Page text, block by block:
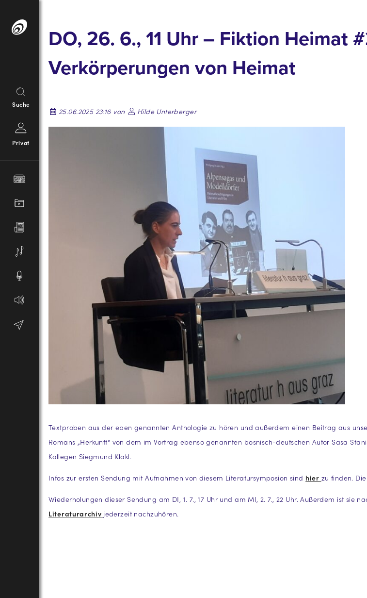
Inhalt
Suche
Privat
DO, 26. 6., 11 Uhr – Fiktion Heimat
Verkörperungen von Heimat
25.06.2025 23:16 von
Hilde Unterberger
Textproben aus der eben genannten Anthologie zu hören und außerdem einen Beitrag aus
Romans „Herkunft“ von dem im Vortrag ebenso genannten bosnisch-deutschen Autor Sasa
Kollegen Siegmund Klakl.
Infos zur ersten Sendung mit Aufnahmen von diesem Literatursymposion sind hier zu finden.
Wiederholungen dieser Sendung am DI, 1. 7., 17 Uhr und am MI, 2. 7., 22 Uhr. Außerdem ist sie
Literaturarchiv jederzeit nachzuhören.